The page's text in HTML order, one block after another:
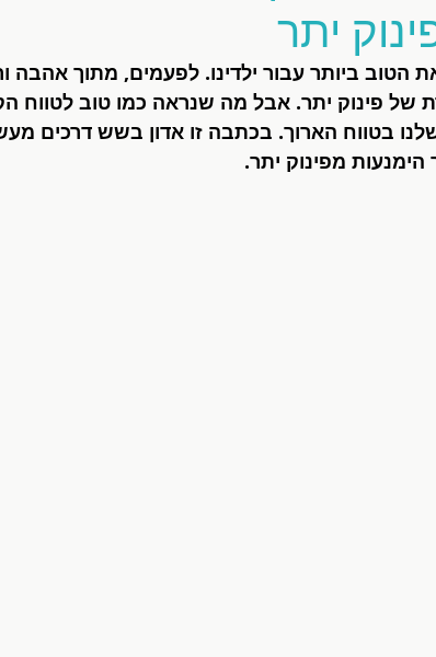
יתר
הטוב ביותר עבור ילדינו. לפעמים, מתוך אהבה
של פינוק יתר. אבל מה שנראה כמו טוב לטווח
בטווח הארוך. בכתבה זו אדון בשש דרכים
הימנעות מפינוק יתר.